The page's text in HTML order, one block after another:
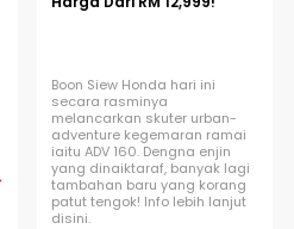
Boon Siew Honda hari ini
secara rasminya
melancarkan skuter urban-
adventure kegemaran ramai
iaitu ADV 160. Dengna enjin
yang dinaiktaraf, banyak lagi
tambahan baru yang korang
patut tengok! Info lebih lanjut
disini.